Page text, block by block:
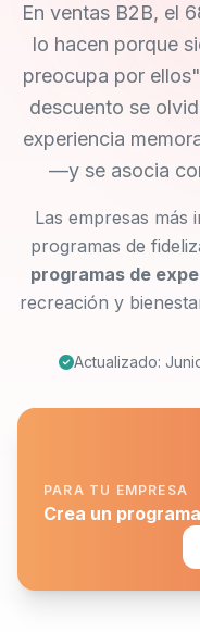
En ventas B2B, el
lo hacen porque
preocupa por
descuento se
experiencia
—y se asocia
Las empresas más
programas de
programas de
recreación y
Actualizado:
PARA TU EMPRESA
Crea un